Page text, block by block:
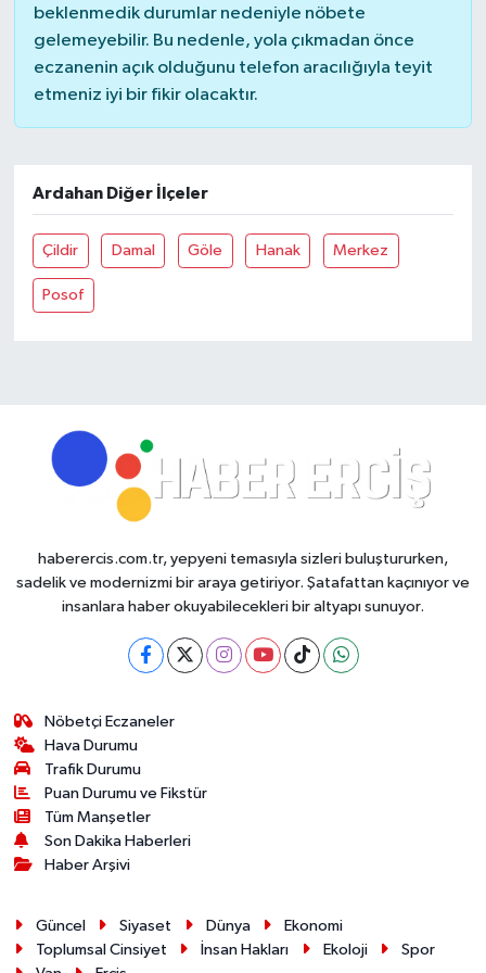
beklenmedik durumlar nedeniyle nöbete
gelemeyebilir. Bu nedenle, yola çıkmadan önce
eczanenin açık olduğunu telefon aracılığıyla teyit
etmeniz iyi bir fikir olacaktır.
Ardahan Diğer İlçeler
Çildir Damal Göle Hanak Merkez
Posof
haberercis.com.tr, yepyeni temasıyla sizleri buluştururken,
sadelik ve modernizmi bir araya getiriyor. Şatafattan kaçınıyor ve
insanlara haber okuyabilecekleri bir altyapı sunuyor.
Nöbetçi Eczaneler
Hava Durumu
Trafik Durumu
Puan Durumu ve Fikstür
Tüm Manşetler
Son Dakika Haberleri
Haber Arşivi
Güncel Siyaset Dünya
Ekonomi
Toplumsal Cinsiyet
İnsan Hakları Ekoloji
Spor